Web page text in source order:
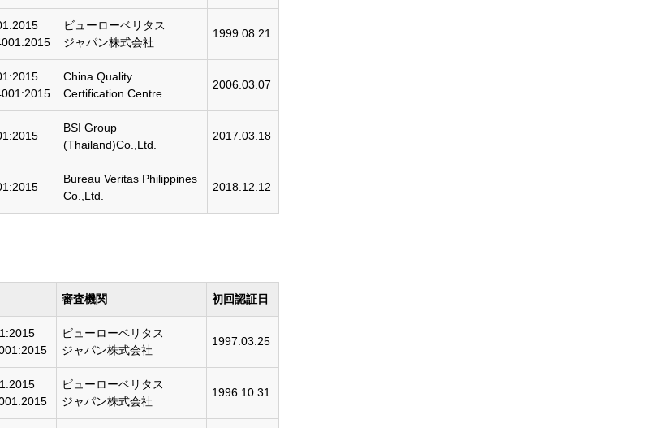
ビューローベリタス
ジャパン株式会社
1999.08.21
China Quality
Certification Centre
2006.03.07
BSI Group
(Thailand)Co.,Ltd.
2017.03.18
Bureau Veritas Philippines
Co.,Ltd.
2018.12.12
審査機関 初回認証日
ビューローベリタス
ジャパン株式会社
1997.03.25
ビューローベリタス
ジャパン株式会社
1996.10.31